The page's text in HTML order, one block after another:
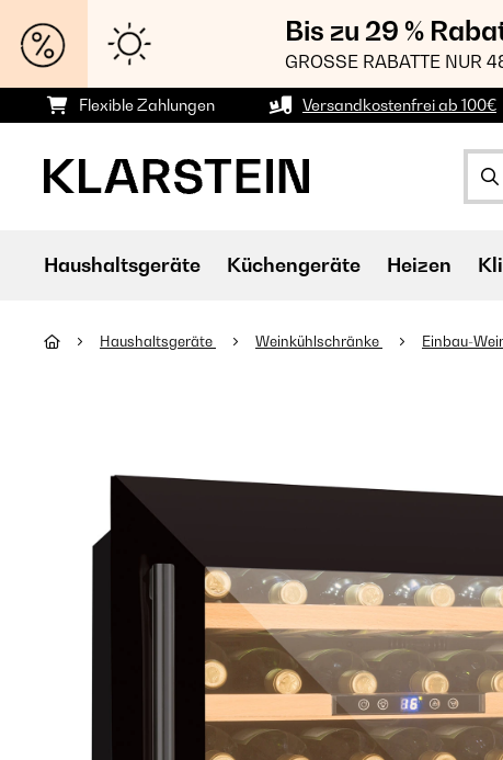
Bis zu 29 %
GROSSE RABATTE NUR
Flexible Zahlungen Versandkostenfrei ab 100€
Haushaltsgeräte Küchengeräte Heizen
Haushaltsgeräte Weinkühlschränke Einbau-